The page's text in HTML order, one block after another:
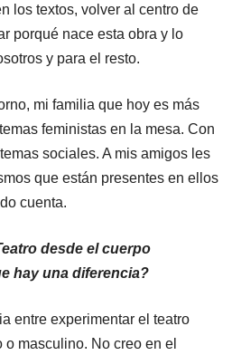
los textos, volver al centro de
porqué nace esta obra y lo
y para el resto.
mi familia que hoy es más
feministas en la mesa. Con
sociales. A mis amigos les
que están presentes en ellos
cuenta.
desde el cuerpo
hay una diferencia?
entre experimentar el teatro
masculino. No creo en el